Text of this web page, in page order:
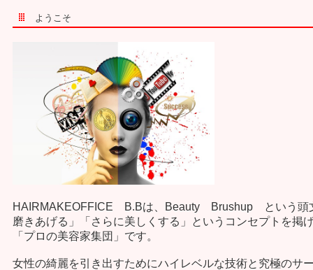
ようこそ
HAIRMAKEOFFICE B.Bは、Beauty Brushup という頭
磨きあげる」「さらに美しくする」というコンセプトを掲
「プロの美容家集団」です。
女性の綺麗を引き出すためにハイレベルな技術と究極のサ